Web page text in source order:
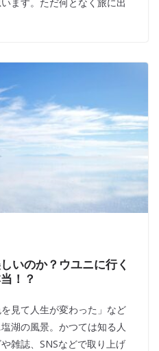
いのか？ウユニに行く
！？
見て人生が変わった」など
湖の風景。かつては知る人
雑誌、SNSなどで取り上げ